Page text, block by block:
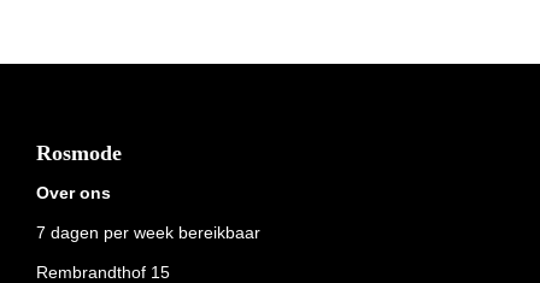
Footer
Rosmode
Over ons
7 dagen per week bereikbaar
Rembrandthof 15